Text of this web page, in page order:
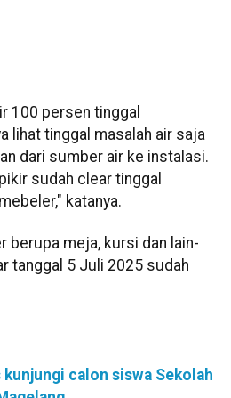
100 persen tinggal
lihat tinggal masalah air saja
dari sumber air ke instalasi.
sudah clear tinggal
katanya.
berupa meja, kursi dan lain-
tanggal 5 Juli 2025 sudah
kunjungi calon siswa Sekolah